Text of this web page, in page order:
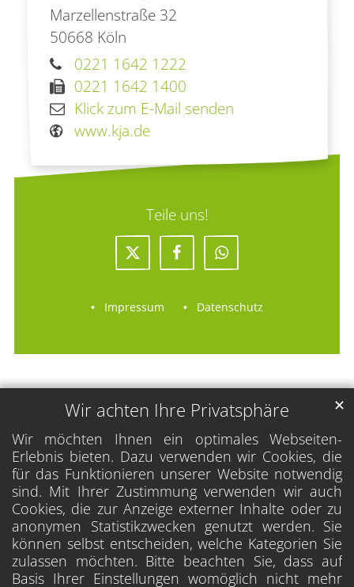
Wir achten Ihre Privatsphäre
Wir möchten Ihnen ein optimales Webseiten-
Erlebnis bieten. Dazu verwenden wir Cookies, die
für das Funktionieren unserer Website notwendig
sind. Mit Ihrer Zustimmung verwenden wir auch
Cookies, die zur Anzeige externer Inhalte oder zu
anonymen Statistikzwecken genutzt werden. Sie
können selbst entscheiden, welche Kategorien Sie
zulassen möchten. Bitte beachten Sie, dass auf
Basis Ihrer Einstellungen womöglich nicht mehr
✕
Marzellenstraße 32
50668 Köln
0221 1642 1222
0221 1642 1400
Klick zum E-Mail senden
www.kja.de
Teile uns!
Impressum Datenschutz